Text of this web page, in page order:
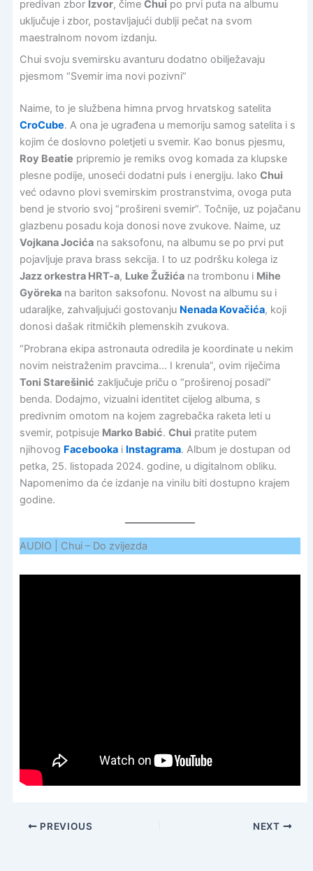
predivan zbor Izvor, čime Chui po prvi puta na albumu
uključuje i zbor, postavljajući dublji pečat na svom
maestralnom novom izdanju.
Chui svoju svemirsku avanturu dodatno obilježavaju
pjesmom “Svemir ima novi pozivni”
Naime, to je službena himna prvog hrvatskog satelita
CroCube. A ona je ugrađena u memoriju samog satelita i s
kojim će doslovno poletjeti u svemir. Kao bonus pjesmu,
Roy Beatie pripremio je remiks ovog komada za klupske
plesne podije, unoseći dodatni puls i energiju. Iako Chui
već odavno plovi svemirskim prostranstvima, ovoga puta
bend je stvorio svoj “prošireni svemir”. Točnije, uz pojačanu
glazbenu posadu koja donosi nove zvukove. Naime, uz
Vojkana Jocićana saksofonu, na albumu se po prvi put
pojavljuje prava brass sekcija. I to uz podršku kolega iz
Jazz orkestra HRT-a, Luke Žužićana trombonu i Mihe
Györekana bariton saksofonu. Novost na albumu su i
udaraljke, zahvaljujući gostovanju Nenada Kovačića, koji
donosi dašak ritmičkih plemenskih zvukova.
“Probrana ekipa astronauta odredila je koordinate u nekim
novim neistraženim pravcima… I krenula”, ovim riječima
Toni Starešinić zaključuje priču o “proširenoj posadi”
benda. Dodajmo, vizualni identitet cijelog albuma, s
predivnim omotom na kojem zagrebačka raketa leti u
svemir, potpisuje Marko Babić. Chui pratite putem
njihovog Facebookai Instagrama. Album je dostupan od
petka, 25. listopada 2024. godine, u digitalnom obliku.
Napomenimo da će izdanje na vinilu biti dostupno krajem
godine.
AUDIO | Chui – Do zvijezda
PREVIOUS NEXT